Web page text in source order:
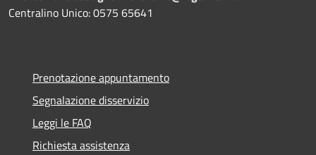
Centralino Unico: 0575 65641
Prenotazione appuntamento
Segnalazione disservizio
Leggi le FAQ
Richiesta assistenza